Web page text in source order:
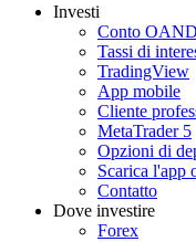
Investi
Conto
Tassi di
TradingView
App mobile
Cliente
MetaTrader 5
Opzioni di
Scarica l'app
Contatto
Dove investire
Forex